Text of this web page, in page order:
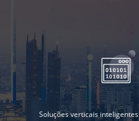
Soluções verticais inteligentes